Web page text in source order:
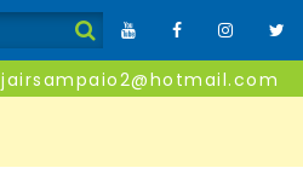
jairsampaio2@hotmail.com